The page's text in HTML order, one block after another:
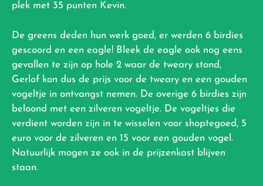
plek met 35 punten Kevin.
De greens deden hun werk goed, er werden 6 birdies
gescoord en een eagle! Bleek de eagle ook nog eens
gevallen te zijn op hole 2 waar de tweary stond,
Gerlof kon dus de prijs voor de tweary en een gouden
vogeltje in ontvangst nemen. De overige 6 birdies zijn
beloond met een zilveren vogeltje. De vogeltjes die
verdient worden zijn in te wisselen voor shoptegoed, 5
euro voor de zilveren en 15 voor een gouden vogel.
Natuurlijk mogen ze ook in de prijzenkast blijven
staan.